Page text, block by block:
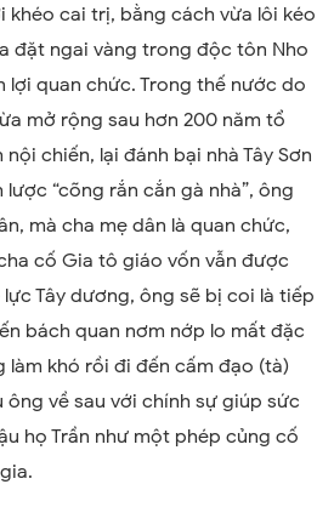
khéo cai trị, bằng cách vừa lôi kéo
đặt ngai vàng trong độc tôn Nho
lợi quan chức. Trong thế nước do
mở rộng sau hơn 200 năm tổ
chiến, lại đánh bại nhà Tây Sơn
“cõng rắn cắn gà nhà”, ông
mà cha mẹ dân là quan chức,
cố Gia tô giáo vốn vẫn được
Tây dương, ông sẽ bị coi là tiếp
bách quan nơm nớp lo mất đặc
làm khó rồi đi đến cấm đạo (tà)
ông về sau với chính sự giúp sức
họ Trần như một phép củng cố